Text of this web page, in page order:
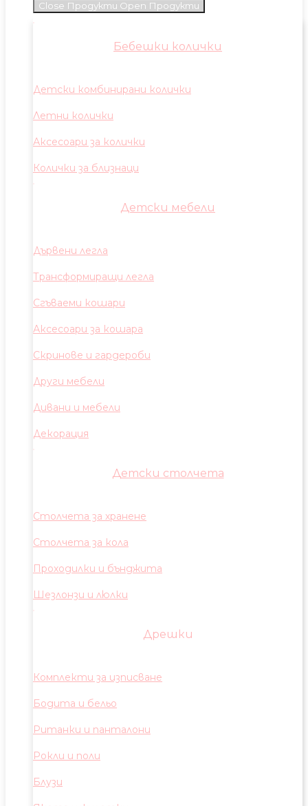
Close Продукти Open Продукти
Бебешки колички
Детски комбинирани колички
Летни колички
Аксесоари за колички
Колички за близнаци
Детски мебели
Дървени легла
Трансформиращи легла
Сгъваеми кошари
Аксесоари за кошара
Скринове и гардероби
Други мебели
Дивани и мебели
Декорация
Детски столчета
Столчета за хранене
Столчета за кола
Проходилки и бънджита
Шезлонзи и люлки
Дрешки
Комплекти за изписване
Бодита и бельо
Ританки и панталони
Рокли и поли
Блузи